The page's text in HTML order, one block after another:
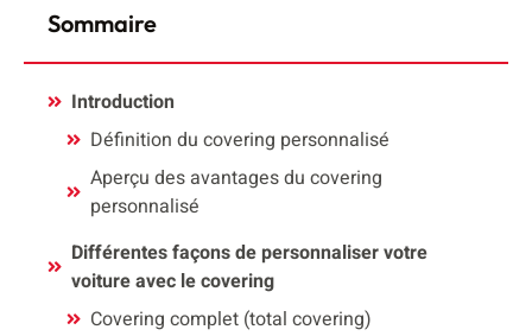
Sommaire
Introduction
Définition du covering personnalisé
Aperçu des avantages du covering
personnalisé
Différentes façons de personnaliser votre
voiture avec le covering
Covering complet (total covering)